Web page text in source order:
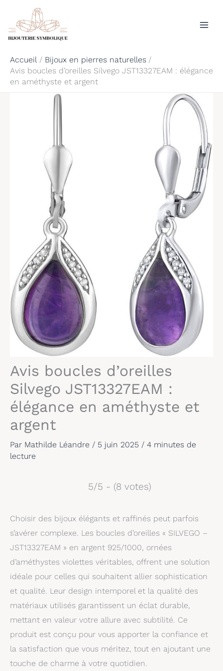
contenu
Accueil
Bijoux en pierres naturelles
Avis boucles d’oreilles Silvego JST13327EAM : élégance
en améthyste et argent
Avis boucles d’oreilles
Silvego JST13327EAM :
élégance en améthyste et
argent
Par Mathilde Léandre / 5 juin 2025 / 4 minutes de
lecture
5/5 - (8 votes)
Choisir des bijoux élégants et raffinés peut parfois
s’avérer complexe. Les boucles d’oreilles « SILVEGO –
JST13327EAM » en argent 925/1000, ornées
d’améthystes violettes véritables, offrent une solution
idéale pour celles qui souhaitent allier sophistication
et qualité. Leur design intemporel et la qualité des
matériaux utilisés garantissent un éclat durable,
mettant en valeur votre allure avec subtilité. Ce
produit est conçu pour vous apporter la confiance et
la satisfaction que vous méritez, tout en ajoutant une
touche de charme à votre quotidien.
Rechercher